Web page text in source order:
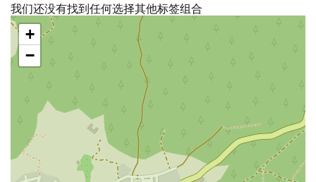
我们还没有找到任何选择其他标签组合
跳
过
地
图
+
−